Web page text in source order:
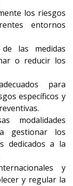
los riesgos
entornos
las medidas
o reducir los
para
específicos y
modalidades
gestionar los
dedicados a la
y
y regular la